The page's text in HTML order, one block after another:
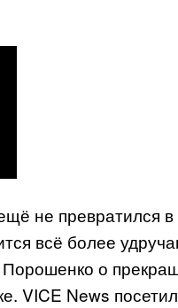
не превратился
всё более
о
VICE News